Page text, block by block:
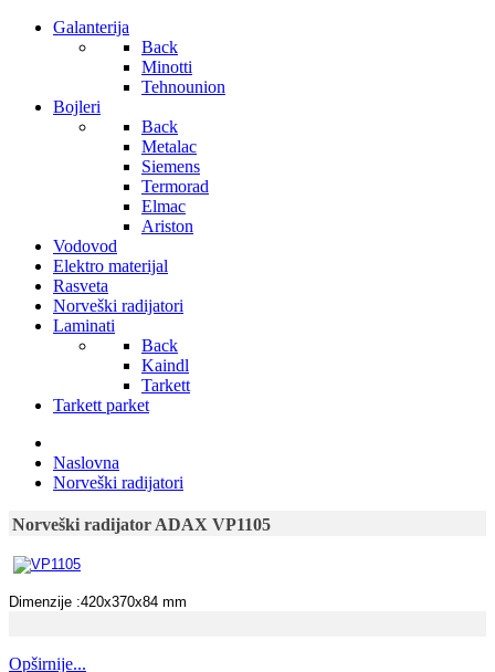
Galanterija
Back
Minotti
Tehnounion
Bojleri
Back
Metalac
Siemens
Termorad
Elmac
Ariston
Vodovod
Elektro materijal
Rasveta
Norveški radijatori
Laminati
Back
Kaindl
Tarkett
Tarkett parket
Naslovna
Norveški radijatori
Norveški radijator ADAX VP1105
Dimenzije :420x370x84 mm
Opširnije...